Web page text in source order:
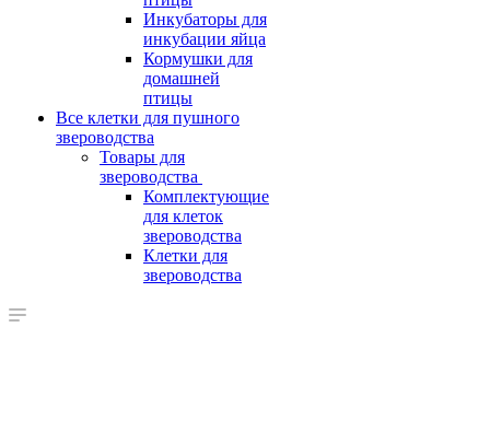
Инкубаторы для
инкубации яйца
Кормушки для
домашней
птицы
Все клетки для пушного
звероводства
Товары для
звероводства
Комплектующие
для клеток
звероводства
Клетки для
звероводства